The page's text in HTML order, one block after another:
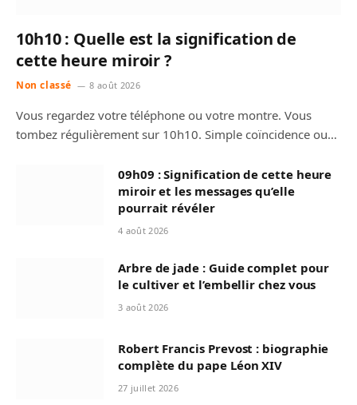
10h10 : Quelle est la signification de
cette heure miroir ?
Non classé 8 août 2026
Vous regardez votre téléphone ou votre montre. Vous
tombez régulièrement sur 10h10. Simple coïncidence ou…
09h09 : Signification de cette heure
miroir et les messages qu’elle
pourrait révéler
4 août 2026
Arbre de jade : Guide complet pour
le cultiver et l’embellir chez vous
3 août 2026
Robert Francis Prevost : biographie
complète du pape Léon XIV
27 juillet 2026